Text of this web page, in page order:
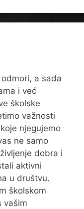
a sada
i već
školske
važnosti
njegujemo
ne samo
dobra i
aktivni
u društvu.
školskom
vašim